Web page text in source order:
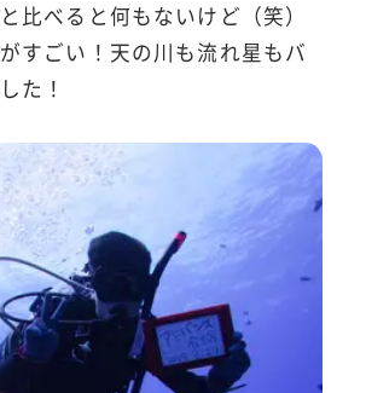
比べると何もないけど（笑）
すごい！天の川も流れ星もバ
た！